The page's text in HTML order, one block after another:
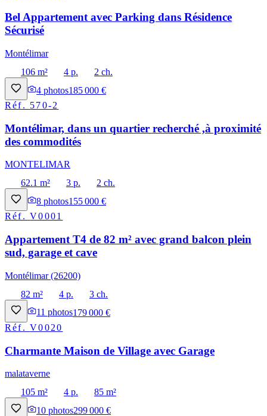
Bel Appartement avec Parking dans Résidence
Sécurisé
Montélimar
106 m²
4 p.
2 ch.
4 photos185 000 €
Réf. 570-2
Montélimar, dans un quartier recherché ,à proximité
des commodités
MONTELIMAR
62.1 m²
3 p.
2 ch.
8 photos155 000 €
Réf.V0001
Appartement T4 de 82 m² avec grand balcon plein
sud, garage et cave
Montélimar (26200)
82 m²
4 p.
3 ch.
11 photos179 000 €
Réf.V0020
Charmante Maison de Village avec Garage
malataverne
105 m²
4 p.
85 m²
10 photos299 000 €